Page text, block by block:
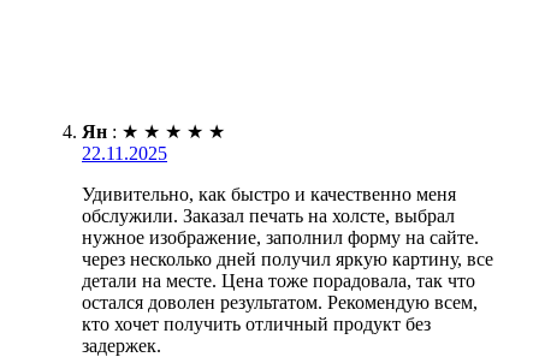
Ян : ★ ★ ★ ★ ★
22.11.2025
Удивительно, как быстро и качественно меня
обслужили. Заказал печать на холсте, выбрал
нужное изображение, заполнил форму на сайте.
через несколько дней получил яркую картину, все
детали на месте. Цена тоже порадовала, так что
остался доволен результатом. Рекомендую всем,
кто хочет получить отличный продукт без
задержек.